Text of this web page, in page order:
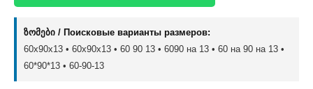
ზომები / Поисковые варианты размеров:
60x90x13 • 60х90х13 • 60 90 13 • 6090 на 13 • 60 на 90 на 13 •
60*90*13 • 60-90-13